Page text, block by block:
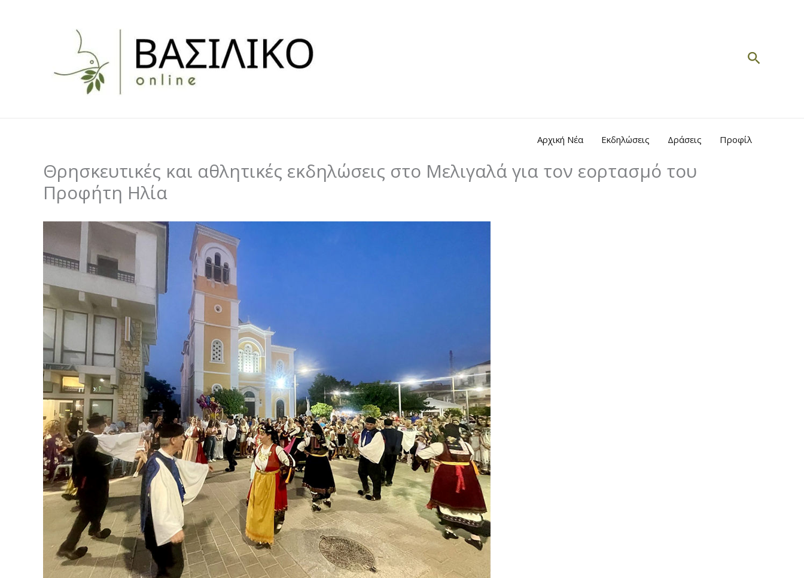
Search
Αρχική Νέα Εκδηλώσεις Δράσεις Προφίλ
Θρησκευτικές και αθλητικές εκδηλώσεις στο Μελιγαλά για τον εορτασμό του
Προφήτη Ηλία